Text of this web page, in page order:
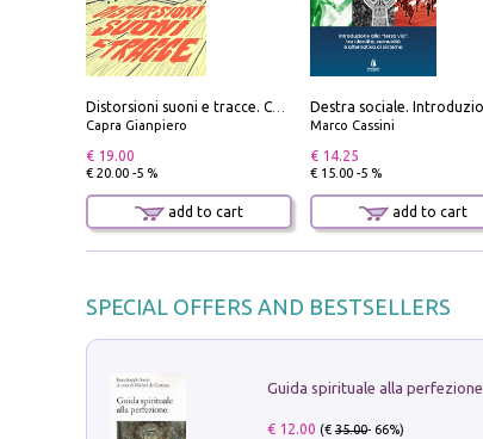
Capra Gianpiero
€ 19.00
€ 20.00 -5 %
add to cart
Marco Cassini
€ 14.25
€ 15.00 -5 %
add to cart
SPECIAL OFFERS AND BESTSELLERS
Guida spirituale alla perfezione
€ 12.00 (€35.00- 66%)